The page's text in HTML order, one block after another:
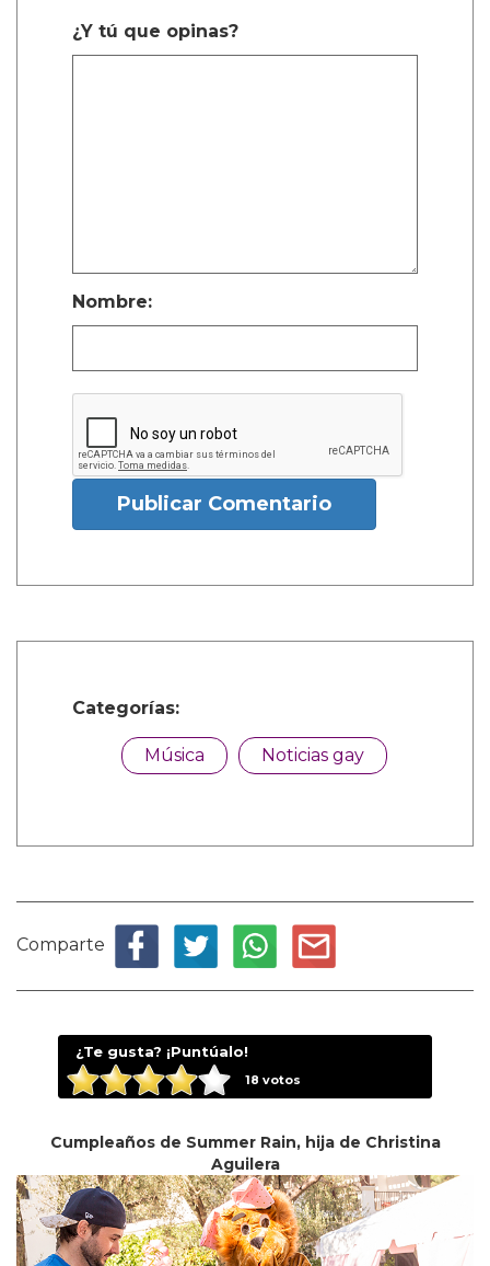
¿Y tú que opinas?
Nombre:
Publicar Comentario
Categorías:
Música Noticias gay
Comparte
¿Te gusta? ¡Puntúalo!
18 votos
Cumpleaños de Summer Rain, hija de Christina
Aguilera